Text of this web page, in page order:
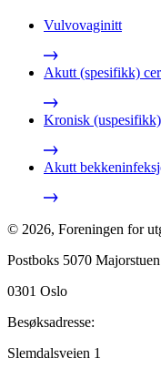
Vulvovaginitt
Akutt (spesifikk)
Kronisk
Akutt
© 2026, Foreningen for
Postboks 5070 Majorstuen
0301 Oslo
Besøksadresse:
Slemdalsveien 1